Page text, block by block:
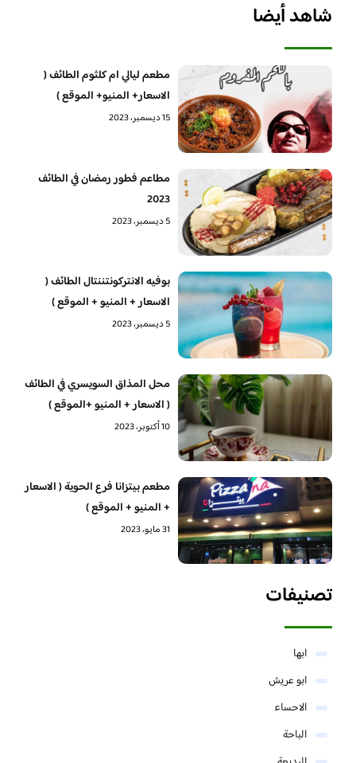
شاهد أيضا
مطعم ليالي ام كلثوم الطائف (
الاسعار+ المنيو+ الموقع )
15 ديسمبر، 2023
مطاعم فطور رمضان في الطائف
2023
5 ديسمبر، 2023
بوفيه الانتركونتننتال الطائف (
الاسعار + المنيو + الموقع )
5 ديسمبر، 2023
محل المذاق السويسري في الطائف
( الاسعار + المنيو +الموقع )
10 أكتوبر، 2023
مطعم بيتزانا فرع الحوية ( الاسعار
+ المنيو + الموقع )
31 مايو، 2023
تصنيفات
ابها
ابو عريش
الاحساء
الباحة